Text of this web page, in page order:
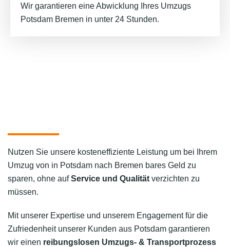
Wir garantieren eine Abwicklung Ihres Umzugs
Potsdam Bremen in unter 24 Stunden.
Nutzen Sie unsere kosteneffiziente Leistung um bei Ihrem
Umzug von in Potsdam nach Bremen bares Geld zu
sparen, ohne aufService und Qualität verzichten zu
müssen.
Mit unserer Expertise und unserem Engagement für die
Zufriedenheit unserer Kunden aus Potsdam garantieren
wir einen reibungslosen Umzugs- & Transportprozess